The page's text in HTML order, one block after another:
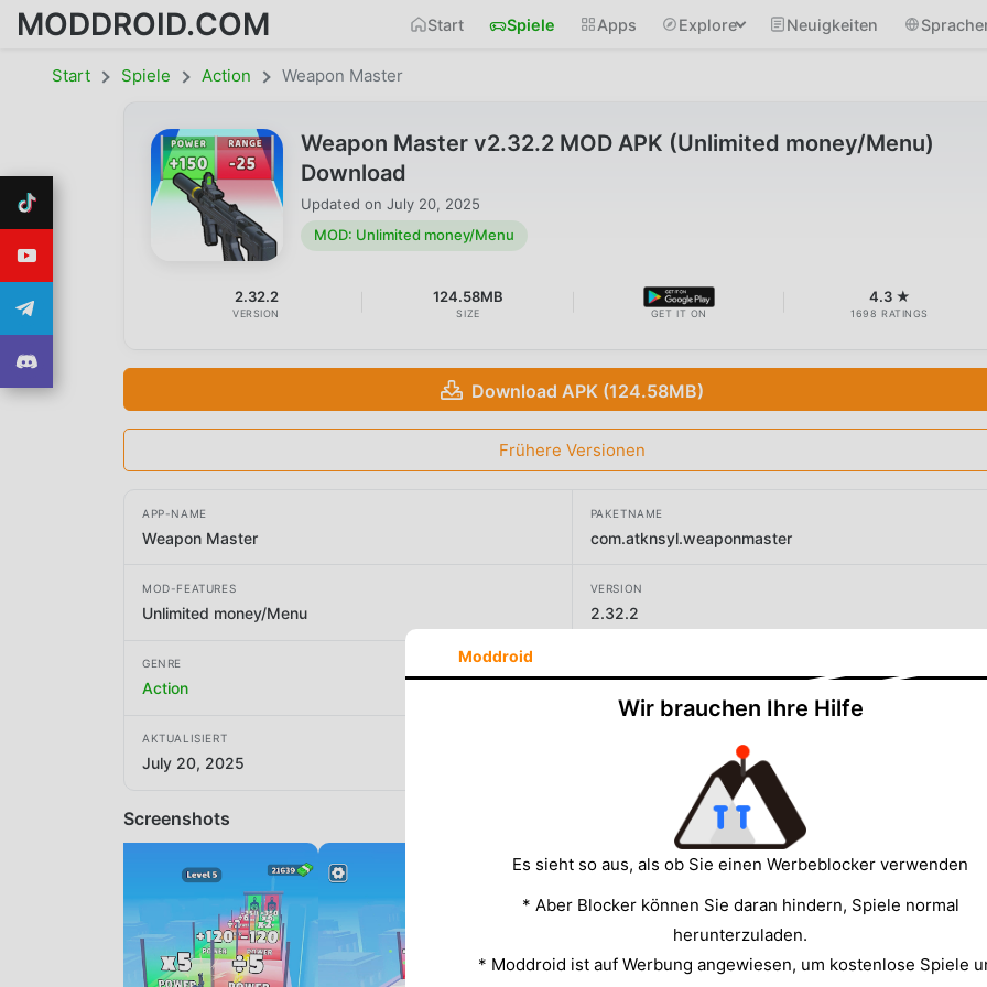
MODDROID.COM Start Spiele Apps Explore Neuigkeiten
Start Spiele Action Weapon Master
Weapon Master v2.32.2 MOD APK (Unlimited money/Menu)
Download
Updated on July 20, 2025
MOD: Unlimited money/Menu
2.32.2
VERSION
124.58MB
SIZE GET IT ON
4.3 ★
1698 RATINGS
Download APK (124.58MB)
Frühere Versionen
APP-NAME
Weapon Master
PAKETNAME
com.atknsyl.weaponmaster
MOD-FEATURES
Unlimited money/Menu
VERSION
2.32.2
GENRE
Action
AKTUALISIERT
July 20, 2025
Screenshots
Moddroid
Wir brauchen Ihre Hilfe
Es sieht so aus, als ob Sie einen Werbeblocker verwenden
* Aber Blocker können Sie daran hindern, Spiele normal
herunterzuladen.
* Moddroid ist auf Werbung angewiesen, um kostenlose Spiele